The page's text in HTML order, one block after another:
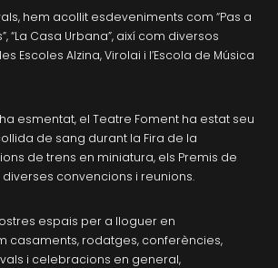
hem acollit esdeveniments com “Pas a
“La Casa Urbana”, així com diversos
Escoles Alzina, Virolai i l’Escola de Música
esmentat, el Teatre Foment ha estat seu
de sang durant la Fira de la
de trens en miniatura, els Premis de
diverses convencions i reunions.
espais per a lloguer en
casaments, rodatges, conferències,
i celebracions en general,